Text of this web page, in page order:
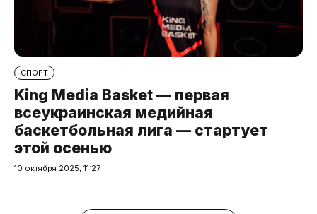
СПОРТ
King Media Basket — первая
всеукраинская медийная
баскетбольная лига — стартует
этой осенью
10 октября 2025, 11:27